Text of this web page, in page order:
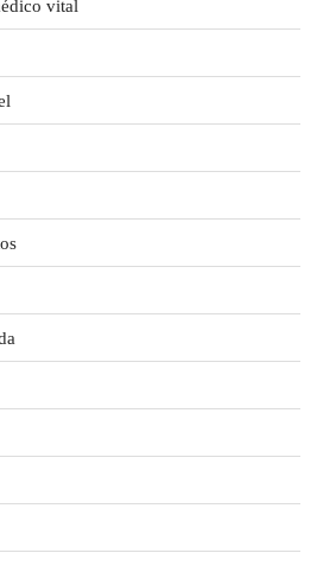
vital